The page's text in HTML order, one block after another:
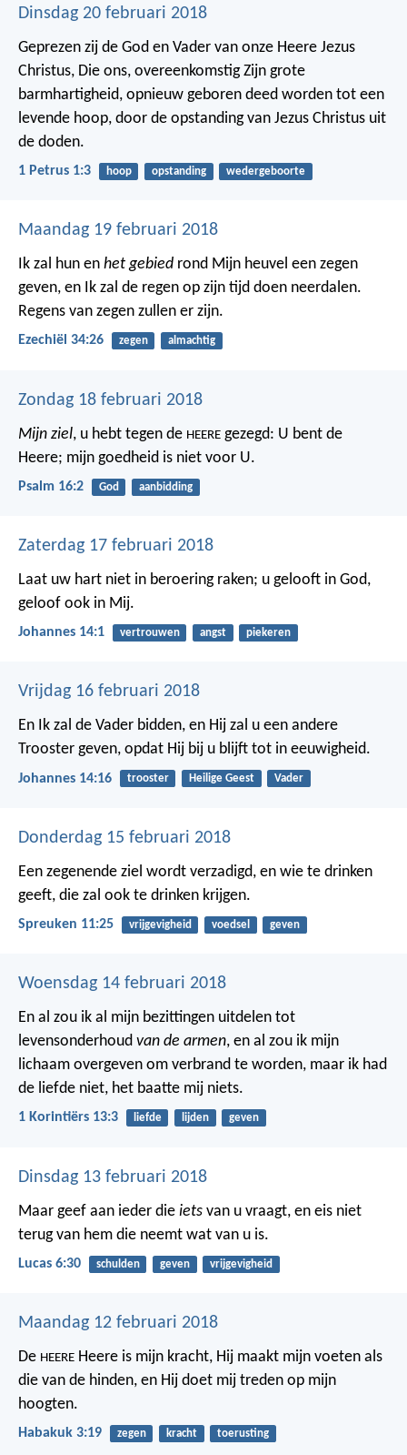
Dinsdag 20 februari 2018
Geprezen zij de God en Vader van onze Heere Jezus
Christus, Die ons, overeenkomstig Zijn grote
barmhartigheid, opnieuw geboren deed worden tot een
levende hoop, door de opstanding van Jezus Christus uit
de doden.
1 Petrus 1:3 hoop opstanding wedergeboorte
Maandag 19 februari 2018
Ik zal hun en het gebied rond Mijn heuvel een zegen
geven, en Ik zal de regen op zijn tijd doen neerdalen.
Regens van zegen zullen er zijn.
Ezechiël 34:26 zegen almachtig
Zondag 18 februari 2018
Mijn ziel, u hebt tegen de HEERE gezegd: U bent de
Heere; mijn goedheid is niet voor U.
Psalm 16:2 God aanbidding
Zaterdag 17 februari 2018
Laat uw hart niet in beroering raken; u gelooft in God,
geloof ook in Mij.
Johannes 14:1 vertrouwen angst piekeren
Vrijdag 16 februari 2018
En Ik zal de Vader bidden, en Hij zal u een andere
Trooster geven, opdat Hij bij u blijft tot in eeuwigheid.
Johannes 14:16 trooster Heilige Geest Vader
Donderdag 15 februari 2018
Een zegenende ziel wordt verzadigd, en wie te drinken
geeft, die zal ook te drinken krijgen.
Spreuken 11:25 vrijgevigheid voedsel geven
Woensdag 14 februari 2018
En al zou ik al mijn bezittingen uitdelen tot
levensonderhoud van de armen, en al zou ik mijn
lichaam overgeven om verbrand te worden, maar ik had
de liefde niet, het baatte mij niets.
1 Korintiërs 13:3 liefde lijden geven
Dinsdag 13 februari 2018
Maar geef aan ieder die iets van u vraagt, en eis niet
terug van hem die neemt wat van u is.
Lucas 6:30 schulden geven vrijgevigheid
Maandag 12 februari 2018
De HEERE Heere is mijn kracht, Hij maakt mijn voeten als
die van de hinden, en Hij doet mij treden op mijn
hoogten.
Habakuk 3:19 zegen kracht toerusting